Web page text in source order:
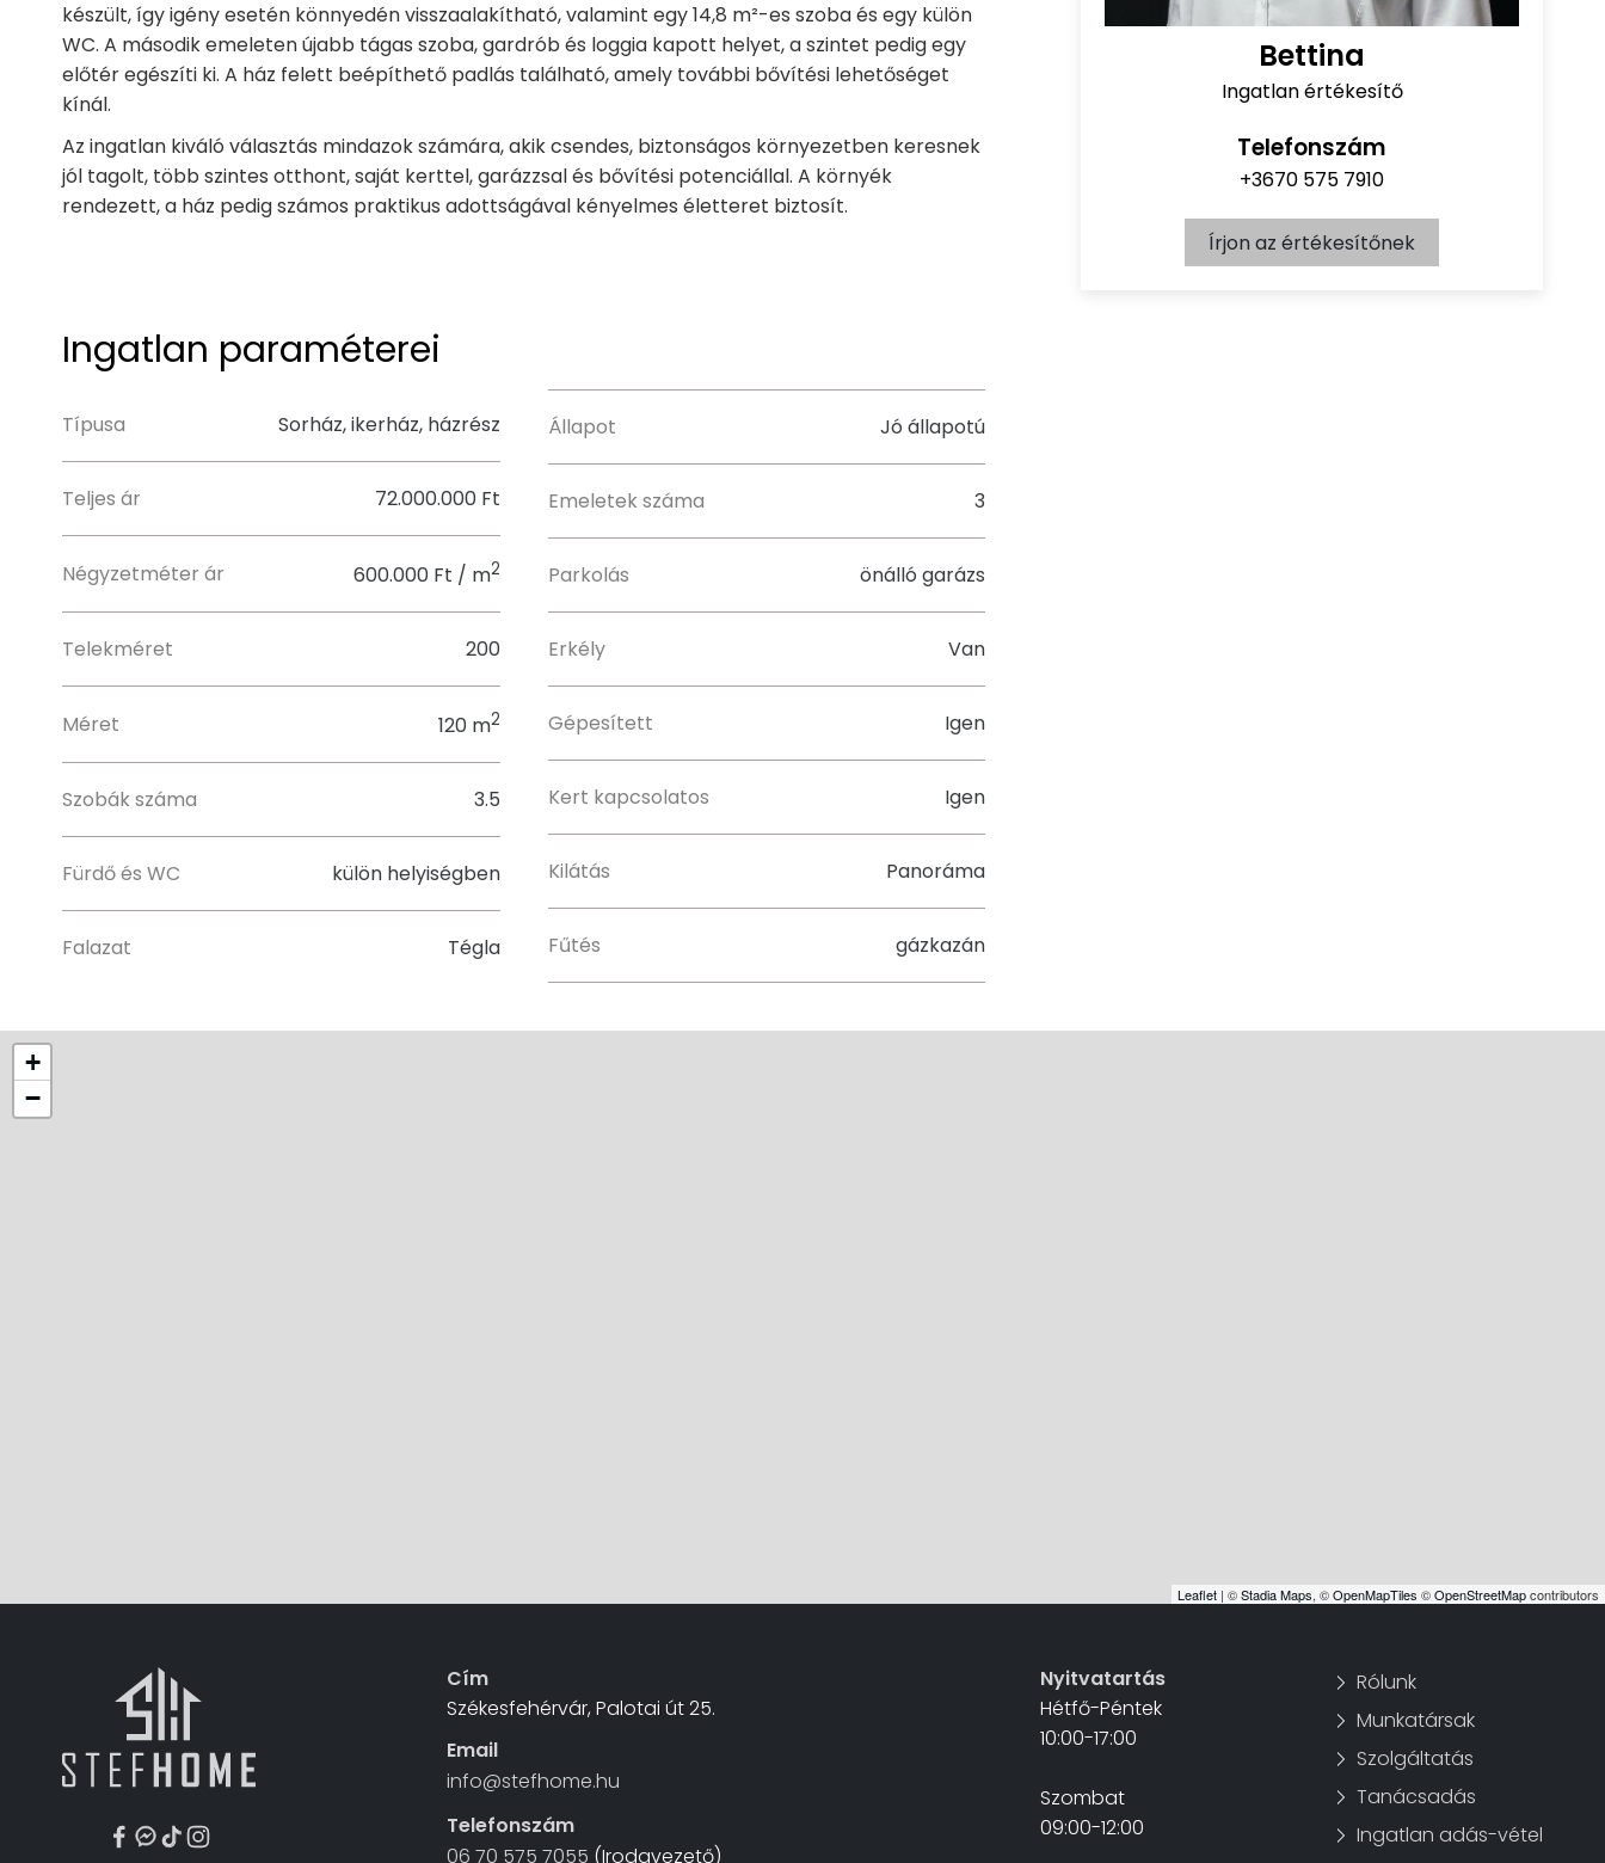
készült, így igény esetén könnyedén visszaalakítható, valamint egy 14,8 m²-es szoba és egy külön
WC. A második emeleten újabb tágas szoba, gardrób és loggia kapott helyet, a szintet pedig egy
előtér egészíti ki. A ház felett beépíthető padlás található, amely további bővítési lehetőséget
kínál.
Az ingatlan kiváló választás mindazok számára, akik csendes, biztonságos környezetben keresnek
jól tagolt, több szintes otthont, saját kerttel, garázzsal és bővítési potenciállal. A környék
rendezett, a ház pedig számos praktikus adottságával kényelmes életteret biztosít.
Ingatlan paraméterei
Típusa Sorház, ikerház, házrész
Teljes ár 72.000.000 Ft
Négyzetméter ár 600.000 Ft / m2
Telekméret 200
Méret 120 m2
Szobák száma 3.5
Fürdő és WC külön helyiségben
Falazat Tégla
Állapot Jó állapotú
Emeletek száma 3
Parkolás önálló garázs
Erkély Van
Gépesített Igen
Kert kapcsolatos Igen
Kilátás Panoráma
Fűtés gázkazán
Bettina
Ingatlan értékesítő
Telefonszám
+3670 575 7910
Írjon az értékesítőnek
+
−
Leaflet | ©Stadia Maps, ©OpenMapTiles ©OpenStreetMapcontributors
Cím
Székesfehérvár, Palotai út 25.
Email
info@stefhome.hu
Telefonszám
06 70 575 7055 (Irodavezető)
Nyitvatartás
Hétfő-Péntek
10:00-17:00
Szombat
09:00-12:00
Rólunk
Munkatársak
Szolgáltatás
Tanácsadás
Ingatlan adás-vétel